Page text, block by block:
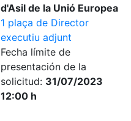
d'Asil de la Unió Europea
1 plaça de Director
executiu adjunt
Fecha límite de
presentación de la
solicitud: 31/07/2023
12:00 h